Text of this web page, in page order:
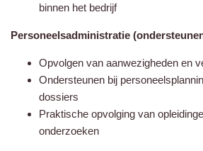
binnen het bedrijf
Personeelsadministratie
Opvolgen van aanwezigheden en
Ondersteunen bij
dossiers
Praktische opvolging van
onderzoeken